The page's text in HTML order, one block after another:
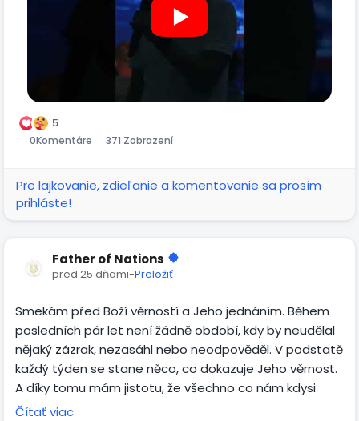
5
0Komentáre 371 Zobrazení
Pre lajkovanie, zdieľanie a komentovanie sa prosím
prihláste!
Father of Nations
pred 25 dňami-Preložiť
Smekám před Boží věrností a Jeho jednáním. Během
posledních pár let není žádně období, kdy by neudělal
nějaký zázrak, nezasáhl nebo neodpověděl. V podstatě
každý týden se stane něco, co dokazuje Jeho věrnost.
A díky tomu mám jistotu, že všechno co nám kdysi
slíbil, i k České republice, se krok po kroku naplní.
Čítať viac